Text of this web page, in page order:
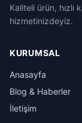
Kaliteli ürün,
hizmetinizdeyiz.
KURUMSAL
Anasayfa
Blog & Haberler
İletişim